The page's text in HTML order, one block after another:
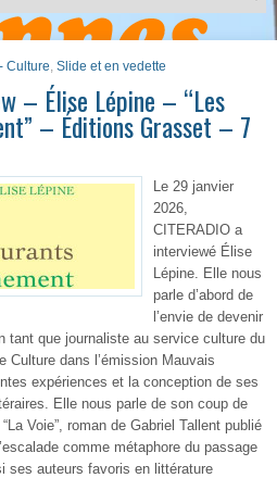
Culture, Slide et en vedette
– Élise Lépine – “Les
– Éditions Grasset – 7
Le 29 janvier
2026,
CITERADIO a
interviewé Élise
Lépine. Elle nous
parle d’abord de
l’envie de devenir
tant que journaliste au service culture du
Culture dans l’émission Mauvais
expériences et la conception de ses
Elle nous parle de son coup de
Voie”, roman de Gabriel Tallent publié
comme métaphore du passage
ses auteurs favoris en littérature